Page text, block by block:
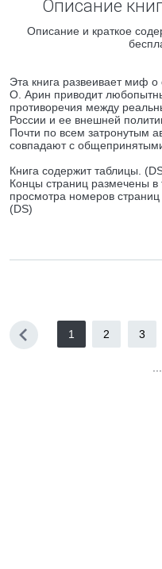
Описание
Описание и краткое
Эта книга развеивает миф о
О. Арин приводит
противоречия между
России и ее внешней
Почти по всем затронутым
совпадают с
Книга содержит таблицы.
Концы страниц размечены в
просмотра номеров
(DS)
1 2 3